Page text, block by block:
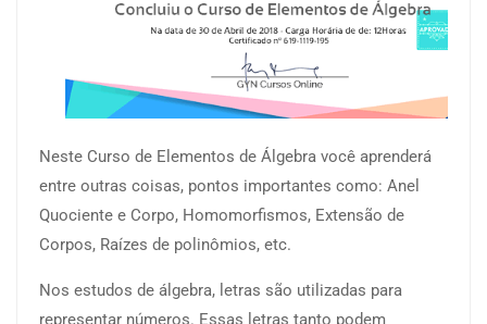
Neste Curso de Elementos de Álgebra você aprenderá
entre outras coisas, pontos importantes como: Anel
Quociente e Corpo, Homomorfismos, Extensão de
Corpos, Raízes de polinômios, etc.
Nos estudos de álgebra, letras são utilizadas para
representar números. Essas letras tanto podem